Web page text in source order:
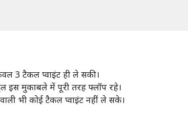
3 टैकल प्वाइंट ही ले सकी।
इस मुकाबले में पूरी तरह फ्लॉप रहे।
भी कोई टैकल प्वाइंट नहीं ले सके।